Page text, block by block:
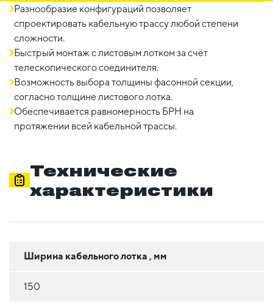
Разнообразие конфигураций позволяет
спроектировать кабельную трассу любой степени
сложности.
Быстрый монтаж с листовым лотком за счёт
телескопического соединителя.
Возможность выбора толщины фасонной секции,
согласно толщине листового лотка.
Обеспечивается равномерность БРН на
протяжении всей кабельной трассы.
Технические
характеристики
Ширина кабельного лотка , мм
150